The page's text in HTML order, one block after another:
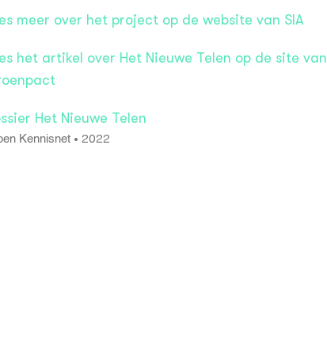
meer over het project op de website van SIA
het artikel over Het Nieuwe Telen op de site van
Het Nieuwe Telen
Kennisnet• 2022